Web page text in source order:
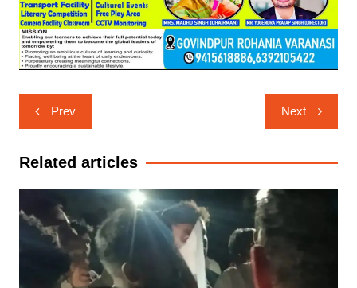
Post
navigation
Prev Next
Related articles